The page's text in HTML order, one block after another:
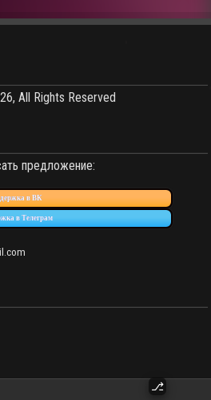
All Rights Reserved
предложение:
в ВК
в Телеграм
⎇